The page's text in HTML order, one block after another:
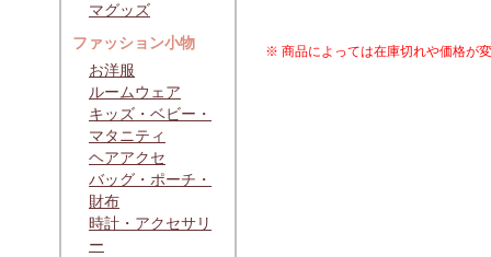
マグッズ
ファッション小物
お洋服
ルームウェア
キッズ・ベビー・
マタニティ
ヘアアクセ
バッグ・ポーチ・
財布
時計・アクセサリ
ー
※ 商品によっては在庫切れや価格が